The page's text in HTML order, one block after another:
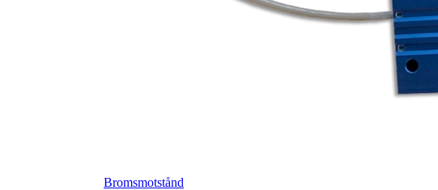
Bromsmotstånd